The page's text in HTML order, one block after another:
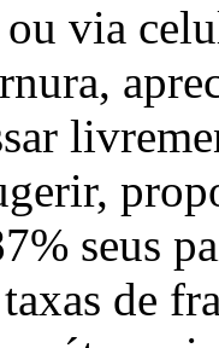
via
seus
de